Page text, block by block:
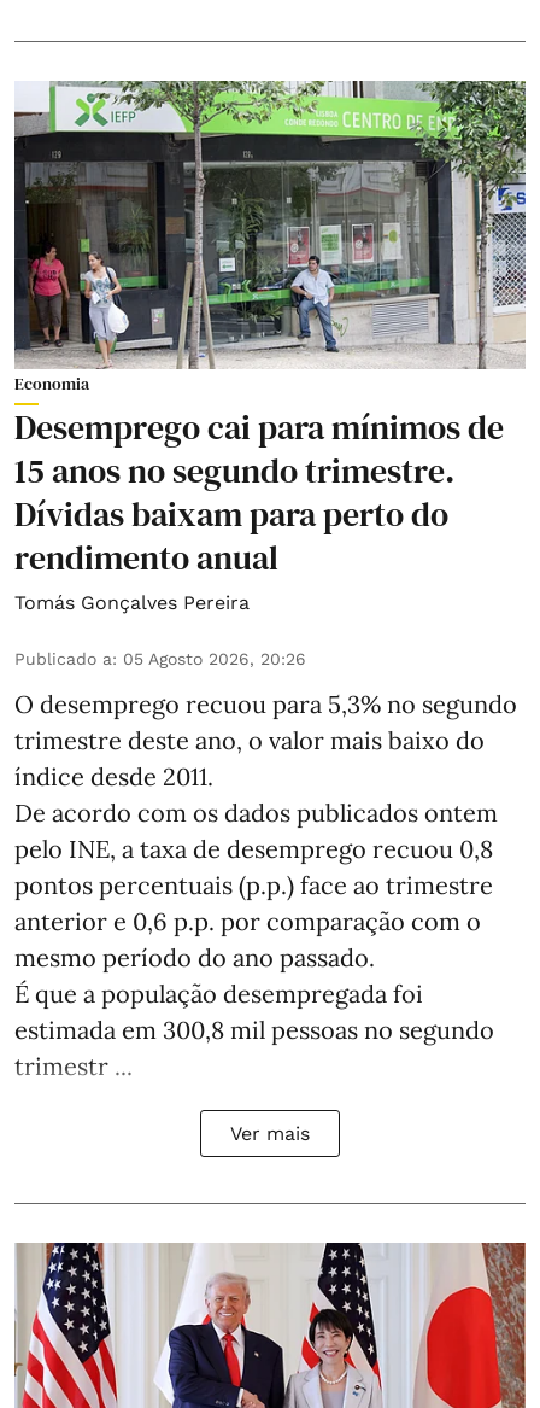
Economia
Desemprego cai para mínimos de
15 anos no segundo trimestre.
Dívidas baixam para perto do
rendimento anual
Tomás Gonçalves Pereira
Publicado a: 05 Agosto 2026, 20:26
O desemprego recuou para 5,3% no segundo
trimestre deste ano, o valor mais baixo do
índice desde 2011.
De acordo com os dados publicados ontem
pelo INE, a taxa de desemprego recuou 0,8
pontos percentuais (p.p.) face ao trimestre
anterior e 0,6 p.p. por comparação com o
mesmo período do ano passado.
É que a população desempregada foi
estimada em 300,8 mil pessoas no segundo
trimestr ...
Ver mais